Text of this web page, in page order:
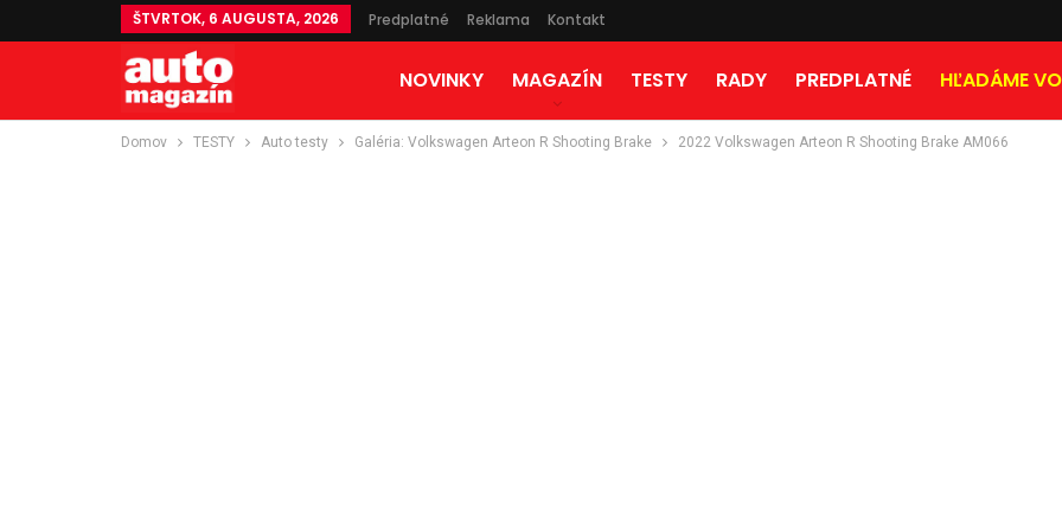
ŠTVRTOK, 6 AUGUSTA, 2026 Predplatné Reklama Kontakt
NOVINKY MAGAZÍN TESTY RADY PREDPLATNÉ HĽADÁME
Domov TESTY Auto testy Galéria: Volkswagen Arteon R Shooting Brake 2022 Volkswagen Arteon R Shooting Brake AM066